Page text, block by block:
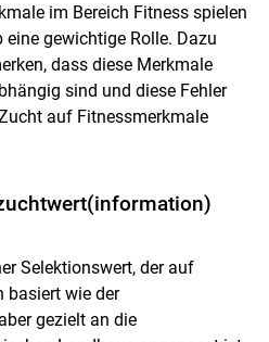
im Bereich Fitness spielen
gewichtige Rolle. Dazu
dass diese Merkmale
sind und diese Fehler
auf Fitnessmerkmale
Selektionswert, der auf
basiert wie der
gezielt an die